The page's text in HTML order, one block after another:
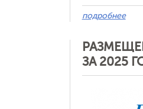
подробнее
ЗА 2025